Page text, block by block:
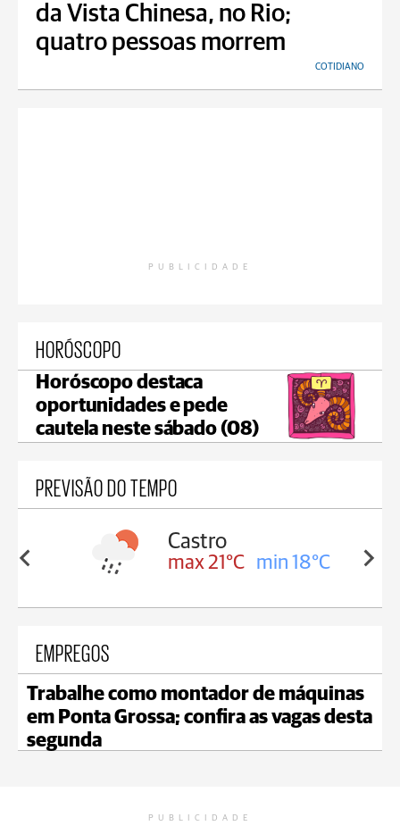
da Vista Chinesa, no Rio;
quatro pessoas morrem
COTIDIANO
PUBLICIDADE
HORÓSCOPO
Horóscopo destaca
oportunidades e pede
cautela neste sábado (08)
PREVISÃO DO TEMPO
18°C
Castro
max 21°C min 18°C
EMPREGOS
Trabalhe como montador de máquinas
em Ponta Grossa; confira as vagas desta
segunda
PUBLICIDADE